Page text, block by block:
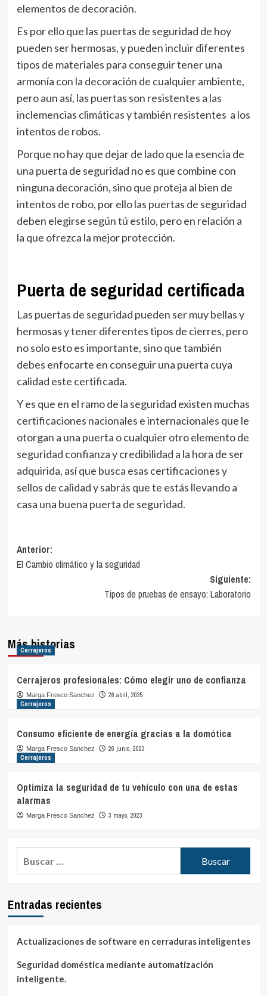
elementos de decoración.
Es por ello que las puertas de seguridad de hoy
pueden ser hermosas, y pueden incluir diferentes
tipos de materiales para conseguir tener una
armonía con la decoración de cualquier ambiente,
pero aun así, las puertas son resistentes a las
inclemencias climáticas y también resistentes a los
intentos de robos.
Porque no hay que dejar de lado que la esencia de
una puerta de seguridad no es que combine con
ninguna decoración, sino que proteja al bien de
intentos de robo, por ello las puertas de seguridad
deben elegirse según tú estilo, pero en relación a
la que ofrezca la mejor protección.
Puerta de seguridad certificada
Las puertas de seguridad pueden ser muy bellas y
hermosas y tener diferentes tipos de cierres, pero
no solo esto es importante, sino que también
debes enfocarte en conseguir una puerta cuya
calidad este certificada.
Y es que en el ramo de la seguridad existen muchas
certificaciones nacionales e internacionales que le
otorgan a una puerta o cualquier otro elemento de
seguridad confianza y credibilidad a la hora de ser
adquirida, así que busca esas certificaciones y
sellos de calidad y sabrás que te estás llevando a
casa una buena puerta de seguridad.
Navegación
de
Anterior:
El Cambio climático y la seguridad
Siguiente:
Tipos de pruebas de ensayo: Laboratorio
Más historias
Cerrajeros
Cerrajeros profesionales: Cómo elegir uno de confianza
Marga Fresco Sanchez
28 abril, 2025
Cerrajeros
Consumo eficiente de energía gracias a la domótica
Marga Fresco Sanchez
26 junio, 2023
Cerrajeros
Optimiza la seguridad de tu vehículo con una de estas
alarmas
Marga Fresco Sanchez 3 mayo, 2023
Entradas recientes
Actualizaciones de software en cerraduras inteligentes
Seguridad doméstica mediante automatización
inteligente.